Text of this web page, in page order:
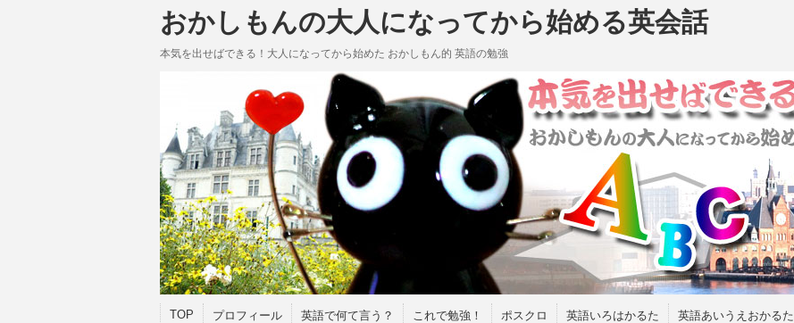
おかしもんの大人になってから始める英会話
本気を出せばできる！大人になってから始めた おかしもん的 英語の勉強
TOP プロフィール 英語で何て言う？ これで勉強！ ポスクロ 英語いろはかるた 英語あいうえおかるた